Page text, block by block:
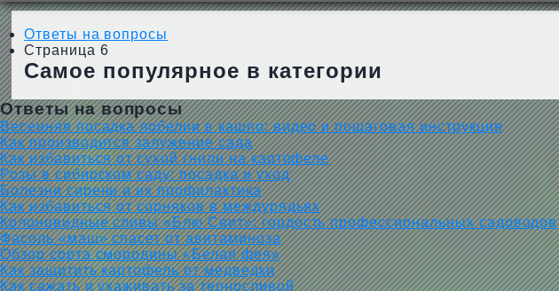
Ответы на вопросы
Страница 6
Самое популярное в категории
Ответы на вопросы
Весенняя посадка лобелии в кашпо: видео и пошаговая инструкция
Как производится залужение сада
Как избавиться от сухой гнили на картофеле
Розы в сибирском саду: посадка и уход
Болезни сирени и их профилактика
Как избавиться от сорняков в междурядьях
Колоновидные сливы «Блю Свит»: гордость профессиональных садоводов
Фасоль «маш» спасет от авитаминоза
Обзор сорта смородины «Белая фея»
Как защитить картофель от медведки
Как сажать и ухаживать за терносливой